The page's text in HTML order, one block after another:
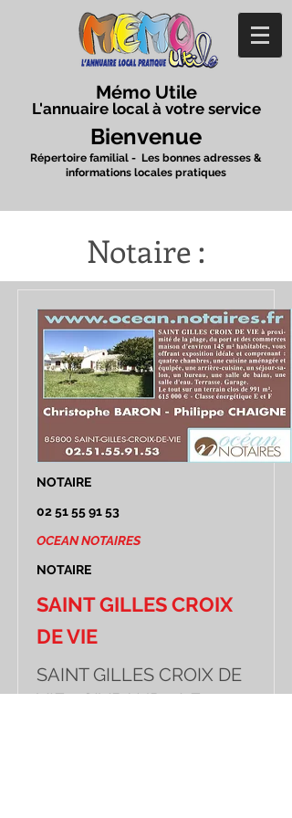
Mémo Utile
L'annuaire local à votre service
Bienvenue
Répertoire familial - Les bonnes adresses &
informations locales pratiques
Notaire :
NOTAIRE
02 51 55 91 53
OCEAN NOTAIRES
NOTAIRE
SAINT GILLES CROIX
DE VIE
SAINT GILLES CROIX DE
VIE - GIVRAND - LE